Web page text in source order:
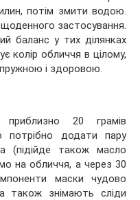
потім змити водою.
застосування.
баланс у тих ділянках
колір обличчя в цілому,
пружною і здоровою.
20 грамів
потрібно додати пару
(підійде також масло
на обличчя, а через 30
маски чудово
також знімають сліди